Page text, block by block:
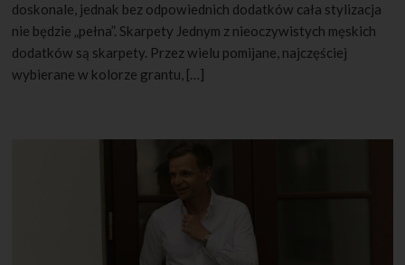
doskonale, jednak bez odpowiednich dodatków cała stylizacja
nie będzie „pełna”. Skarpety Jednym z nieoczywistych męskich
dodatków są skarpety. Przez wielu pomijane, najczęściej
wybierane w kolorze grantu, […]